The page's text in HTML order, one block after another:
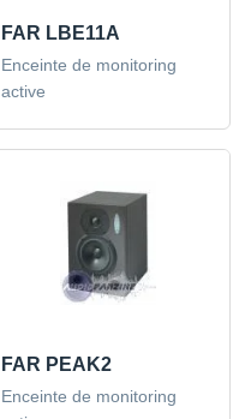
FAR LBE11A
Enceinte de monitoring
active
FAR PEAK2
Enceinte de monitoring